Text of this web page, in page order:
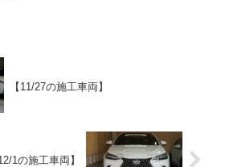
【11/27の施工車両】
12/1の施工車両】